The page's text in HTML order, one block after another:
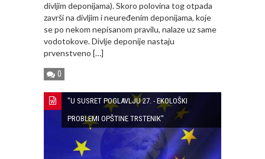
divljim deponijama). Skoro polovina tog otpada
završi na divljim i neuređenim deponijama, koje
se po nekom nepisanom pravilu, nalaze uz same
vodotokove. Divlje deponije nastaju
prvenstveno […]
0
"U SUSRET POGLAVLJU 27. - EKOLOŠKI
PROBLEMI OPŠTINE TRSTENIK"